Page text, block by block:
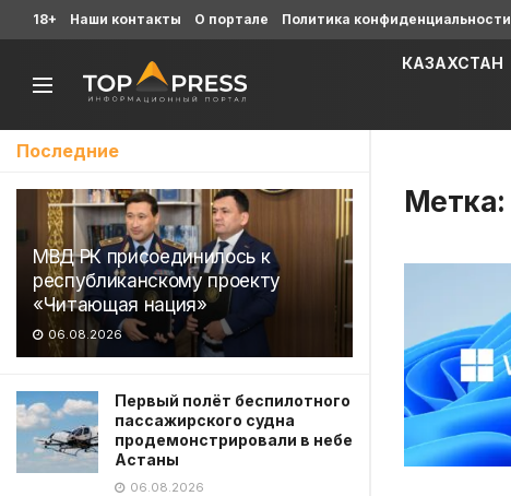
Последние
МВД РК присоединилось к
республиканскому проекту
«Читающая нация»
06.08.2026
Первый полёт беспилотного
пассажирского судна
продемонстрировали в небе
Астаны
06.08.2026
18+ Наши контакты О портале Политика конфиденциальности
КАЗАХСТАН
Метка: